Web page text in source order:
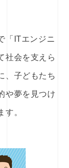
「ITエンジニ
社会を支えら
、子どもたち
や夢を見つけ
す。